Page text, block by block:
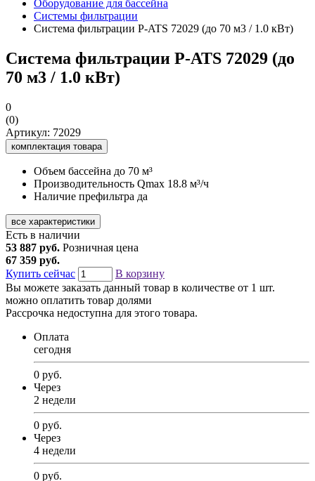
Оборудование для бассейна
Системы фильтрации
Система фильтрации P-ATS 72029 (до 70 м3 / 1.0 кВт)
Система фильтрации P-ATS 72029 (до
70 м3 / 1.0 кВт)
0
(0)
Артикул: 72029
комплектация товара
Объем бассейна до 70 м³
Производительность Qmax 18.8 м³/ч
Наличие префильтра да
все характеристики
Есть в наличии
53 887 руб. Розничная цена
67 359 руб.
Купить сейчас
В корзину
Вы можете заказать данный товар в количестве от 1 шт.
можно оплатить товар долями
Рассрочка недоступна для этого товара.
Оплата
сегодня
0 руб.
Через
2 недели
0 руб.
Через
4 недели
0 руб.